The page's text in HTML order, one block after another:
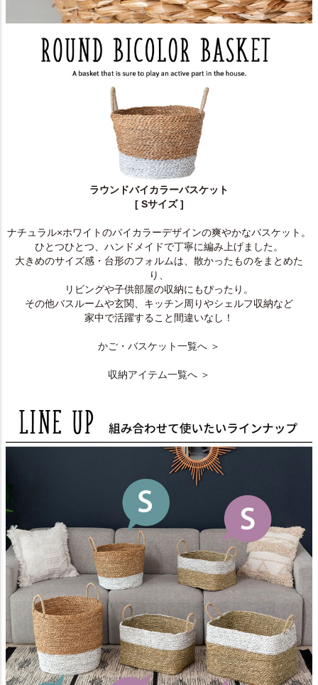
ラウンドバイカラーバスケット
[ Sサイズ ]
ナチュラル×ホワイトのバイカラーデザインの爽やかなバスケット。
ひとつひとつ、ハンドメイドで丁寧に編み上げました。
大きめのサイズ感・台形のフォルムは、散かったものをまとめた
り、
リビングや子供部屋の収納にもぴったり。
その他バスルームや玄関、キッチン周りやシェルフ収納など
家中で活躍すること間違いなし！
かご・バスケット一覧へ ＞
収納アイテム一覧へ ＞